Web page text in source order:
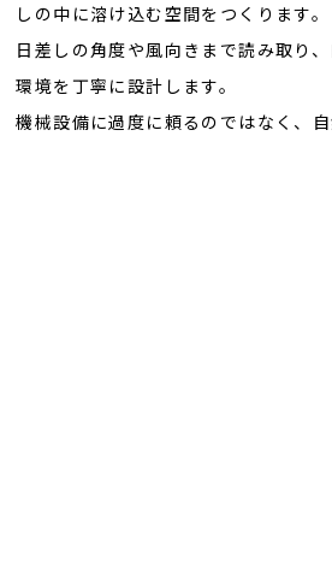
しの中に溶け込む空間をつくります。
日差しの角度や風向きまで読み取り
環境を丁寧に設計します。
機械設備に過度に頼るのではなく、
カタログ請求